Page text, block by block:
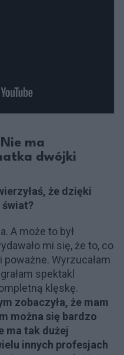
ma
dwójki
że dzięki
A może to był
mi się, że to, co
Wyrzucałam
spektakl
klęskę.
zobaczyła, że mam
można się bardzo
ma tak dużej
innych profesjach